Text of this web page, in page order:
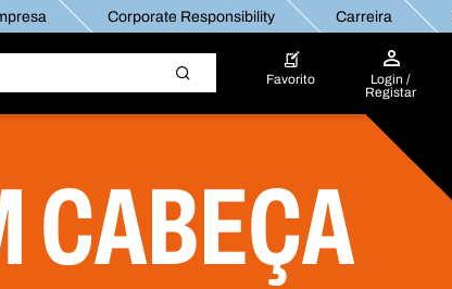
Corporate Responsibility Carreira
Favorito
Login /
Registar
CABEÇA